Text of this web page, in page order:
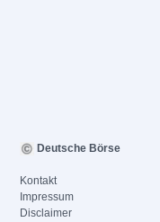
Deutsche Börse
Kontakt
Impressum
Disclaimer